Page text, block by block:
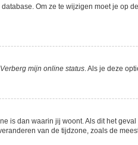
Om ze te wijzigen moet je op de
Verberg mijn online status . Als je deze
is dan waarin jij woont. Als dit het
van de tijdzone, zoals de